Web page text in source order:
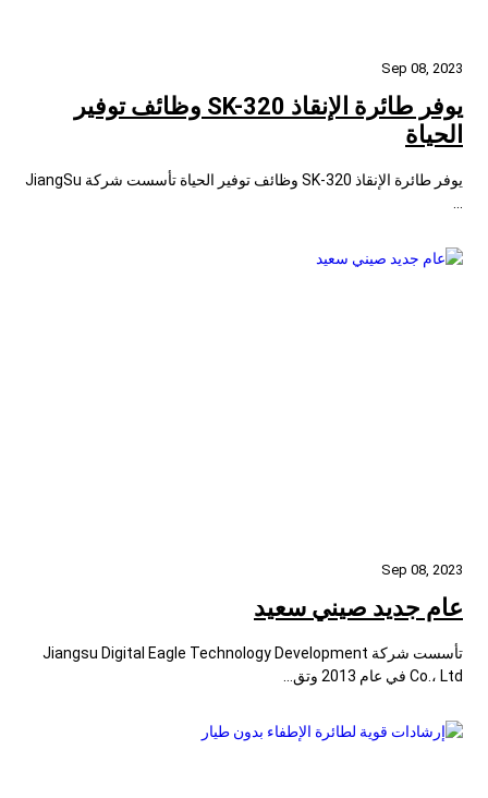
Sep 08, 2023
يوفر طائرة الإنقاذ SK-320 وظائف توفير
الحياة
يوفر طائرة الإنقاذ SK-320 وظائف توفير الحياة تأسست شركة JiangSu
...
Sep 08, 2023
عام جديد صيني سعيد
تأسست شركة Jiangsu Digital Eagle Technology Development
Co.، Ltd في عام 2013 وتق...